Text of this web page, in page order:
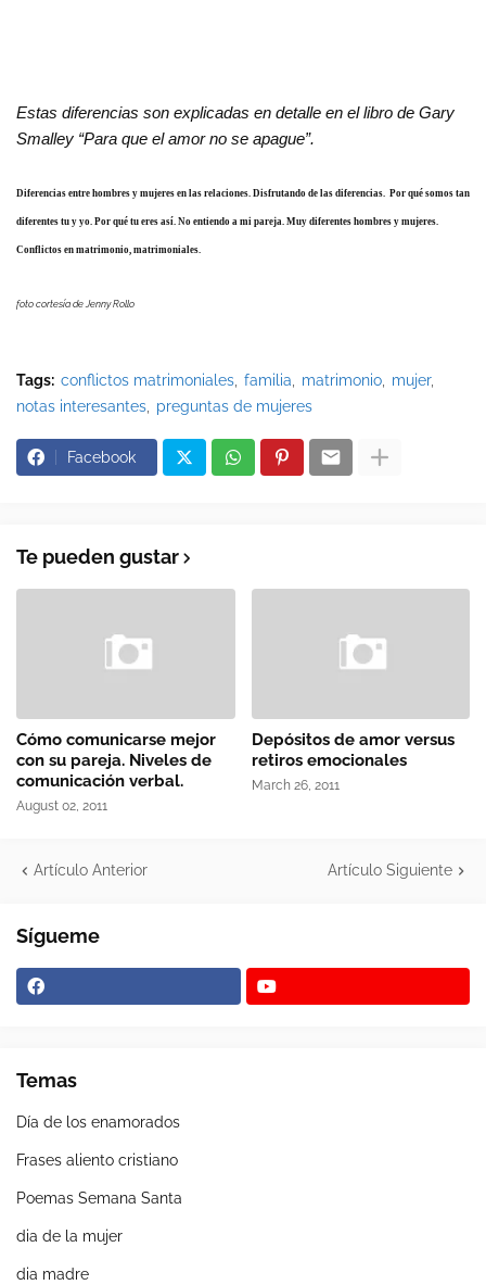
Estas diferencias son explicadas en detalle en el libro de Gary
Smalley “Para que el amor no se apague”.
Diferencias entre hombres y mujeres en las relaciones. Disfrutando de las diferencias. Por qué somos tan
diferentes tu y yo. Por qué tu eres así. No entiendo a mi pareja. Muy diferentes hombres y mujeres.
Conflictos en matrimonio, matrimoniales.
foto cortesía de Jenny Rollo
Tags: conflictos matrimoniales familia matrimonio
mujer
notas interesantes
preguntas de mujeres
Facebook
Te pueden gustar
Cómo comunicarse mejor
con su pareja. Niveles de
comunicación verbal.
August 02, 2011
Depósitos de amor versus
retiros emocionales
March 26, 2011
Artículo Anterior Artículo Siguiente
Sígueme
Temas
Día de los enamorados
Frases aliento cristiano
Poemas Semana Santa
dia de la mujer
dia madre